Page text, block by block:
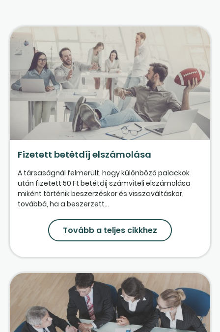
Fizetett betétdíj elszámolása
A társaságnál felmerült, hogy különböző palackok
után fizetett 50 Ft betétdíj számviteli elszámolása
miként történik beszerzéskor és visszaváltáskor,
továbbá, ha a beszerzett...
Tovább a teljes cikkhez